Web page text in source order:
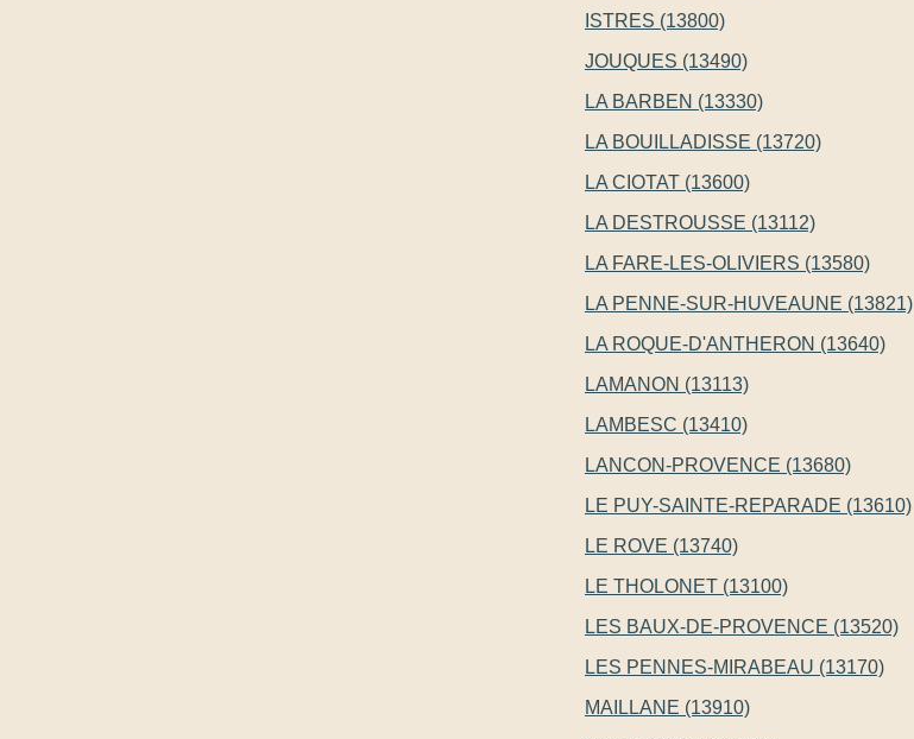
ISTRES (13800)
JOUQUES (13490)
LA BARBEN (13330)
LA BOUILLADISSE (13720)
LA CIOTAT (13600)
LA DESTROUSSE (13112)
LA FARE-LES-OLIVIERS (13580)
LA PENNE-SUR-HUVEAUNE (13821)
LA ROQUE-D'ANTHERON (13640)
LAMANON (13113)
LAMBESC (13410)
LANCON-PROVENCE (13680)
LE PUY-SAINTE-REPARADE (13610)
LE ROVE (13740)
LE THOLONET (13100)
LES BAUX-DE-PROVENCE (13520)
LES PENNES-MIRABEAU (13170)
MAILLANE (13910)